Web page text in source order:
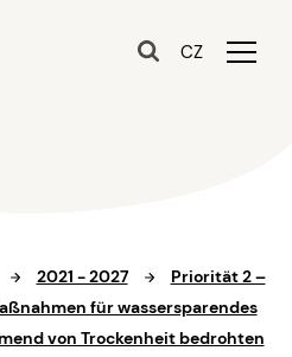
CZ
2021 - 2027
Priorität 2 –
für wassersparendes
von Trockenheit bedrohten